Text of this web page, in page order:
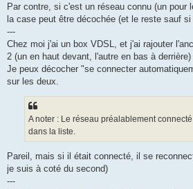
Par contre, si c'est un réseau connu (un pour
la case peut être décochée (et le reste sauf si
---
Chez moi j'ai un box VDSL, et j'ai rajouter
2 (un en haut devant, l'autre en bas à derrière)
Je peux décocher "se connecter
sur les deux.
A noter : Le réseau préalablement
dans la liste.
Pareil, mais si il était connecté, il se
je suis à coté du second)
---